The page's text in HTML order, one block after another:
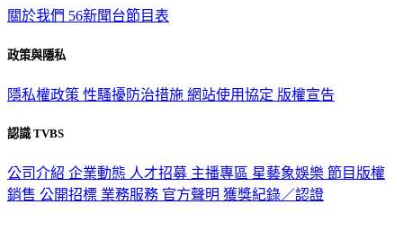
關於我們 56新聞台節目表
政策與隱私
隱私權政策 性騷擾防治措施 網站使用協定 版權宣告
認識 TVBS
公司介紹 企業動態 人才招募 主播專區 星藝象娛樂 節目版權
銷售 公開招標 業務服務 官方聲明 獲獎紀錄／認證